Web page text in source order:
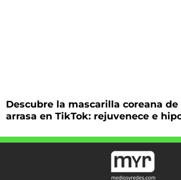
Descubre la mascarilla coreana
arrasa en TikTok: rejuvenece e